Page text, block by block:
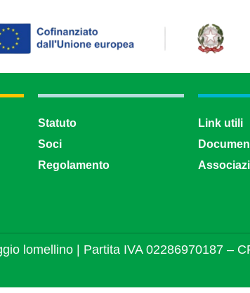
Statuto
Soci
Regolamento
Link utili
lomellino | Partita IVA 02286970187 –